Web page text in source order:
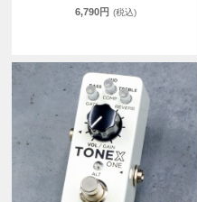
6,790円 (税込)